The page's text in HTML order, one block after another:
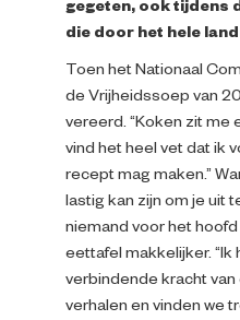
gegeten, ook tijdens
die door het hele
Toen het Nationaal
de Vrijheidssoep van
vereerd. “Koken zit me
vind het heel vet dat ik
recept mag maken.”
lastig kan zijn om je uit
niemand voor het hoofd
eettafel makkelijker. “Ik
verbindende kracht van
verhalen en vinden we